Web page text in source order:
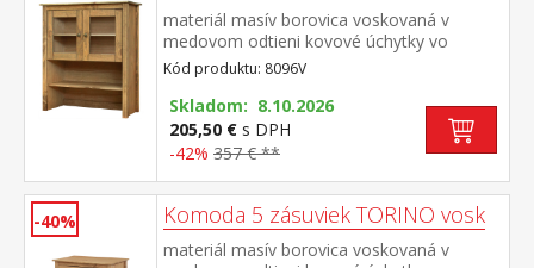
materiál masív borovica voskovaná v
medovom odtieni kovové úchytky vo
farebnom prevedení černená mosadz 2
presklené dvere, 1 polica nadstavec
príborníka 8095V
Kód produktu: 8096V
Skladom: 8.10.2026
205,50 € s DPH
-42% 357 € **
-40% Komoda 5 zásuviek TORINO vosk
materiál masív borovica voskovaná v